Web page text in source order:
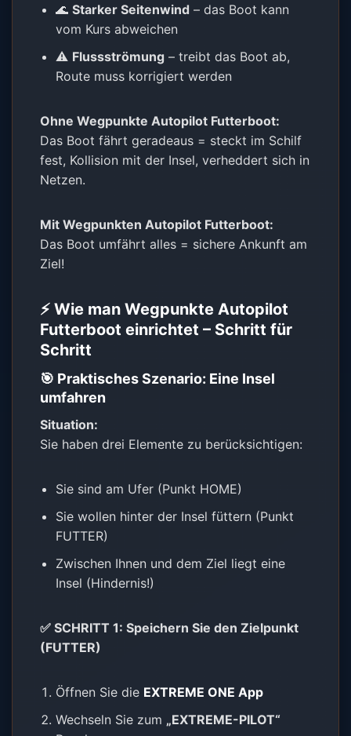
🌊Starker Seitenwind – das Boot kann
vom Kurs abweichen
⚠️ Flussströmung – treibt das Boot ab,
Route muss korrigiert werden
Ohne Wegpunkte Autopilot Futterboot:
Das Boot fährt geradeaus = steckt im Schilf
fest, Kollision mit der Insel, verheddert sich in
Netzen.
Mit Wegpunkten Autopilot Futterboot:
Das Boot umfährt alles = sichere Ankunft am
Ziel!
⚡ Wie man Wegpunkte Autopilot
Futterboot einrichtet – Schritt für
Schritt
🎯 Praktisches Szenario: Eine Insel
umfahren
Situation:
Sie haben drei Elemente zu berücksichtigen:
Sie sind am Ufer (Punkt HOME)
Sie wollen hinter der Insel füttern (Punkt
FUTTER)
Zwischen Ihnen und dem Ziel liegt eine
Insel (Hindernis!)
✅ SCHRITT 1: Speichern Sie den Zielpunkt
(FUTTER)
Öffnen Sie die EXTREME ONE App
Wechseln Sie zum „EXTREME-PILOT“